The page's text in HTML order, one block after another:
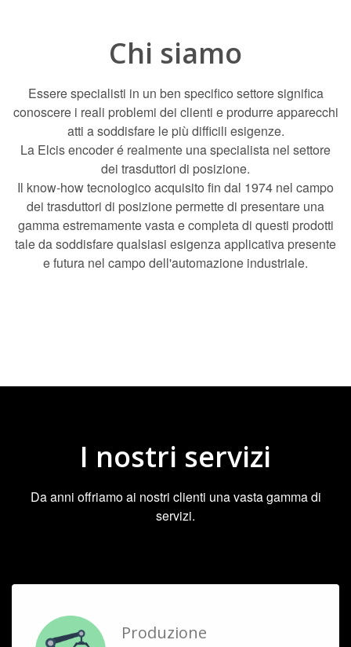
Chi siamo
Essere specialisti in un ben specifico settore significa
conoscere i reali problemi dei clienti e produrre apparecchi
atti a soddisfare le più difficili esigenze.
La Elcis encoder é realmente una specialista nel settore
dei trasduttori di posizione.
Il know-how tecnologico acquisito fin dal 1974 nel campo
dei trasduttori di posizione permette di presentare una
gamma estremamente vasta e completa di questi prodotti
tale da soddisfare qualsiasi esigenza applicativa presente
e futura nel campo dell'automazione industriale.
I nostri servizi
Da anni offriamo ai nostri clienti una vasta gamma di
servizi.
Produzione